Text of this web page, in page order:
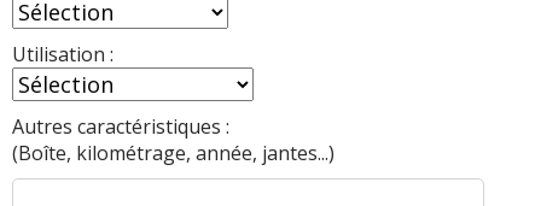
Utilisation :
Autres caractéristiques :
(Boîte, kilométrage, année, jantes...)